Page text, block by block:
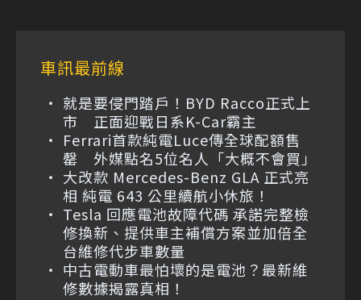
車訊最前線
就是要侵門踏戶！BYD Racco正式上
市 正面迎戰日系K-Car霸主
Ferrari首款純電Luce傳全球配額售
罄 外媒點名5位名人「大概不會買」
大改款 Mercedes-Benz GLA 正式亮
相 純電 643 公里續航小休旅！
Tesla 回應電池故障代碼 承諾完整檢
修換新、提供車主補償方案並加倍全
台維修代步車數量
中古電動車最怕壞的是電池？最新維
修數據揭露真相！